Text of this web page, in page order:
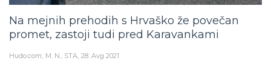
Na mejnih prehodih s Hrvaško že povečan
promet, zastoji tudi pred Karavankami
Hudo.com M. N., STA 28. Avg 2021